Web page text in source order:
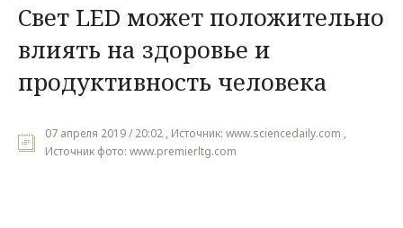
Наука
Культура
Общество
Мнения
Свет LED может положительно
влиять на здоровье и
продуктивность человека
07 апреля 2019 / 20:02 , Источник: www.sciencedaily.com ,
Источник фото: www.premierltg.com